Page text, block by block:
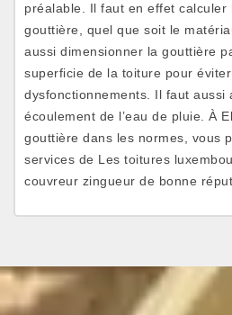
préalable. Il faut en effet calculer
gouttière, quel que soit le
aussi dimensionner la gouttière
superficie de la toiture pour
dysfonctionnements. Il faut aussi
écoulement de l’eau de pluie. À
gouttière dans les normes, vous
services de Les toitures
couvreur zingueur de bonne